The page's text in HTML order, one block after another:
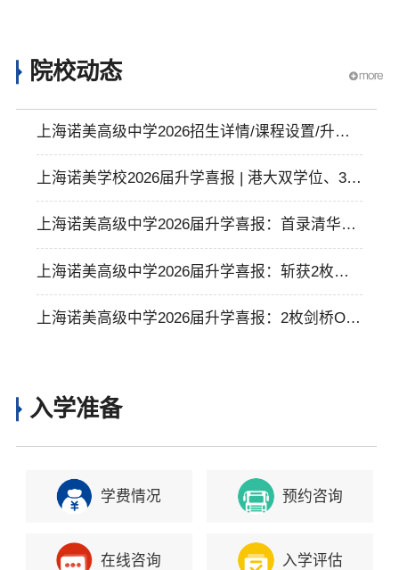
院校动态
上海诺美高级中学2026招生详情/课程设置/升学
数据详情内容介绍
上海诺美学校2026届升学喜报 | 港大双学位、34
枚UCD，帕森斯录取，诺美学术艺术双星闪耀！
上海诺美高级中学2026届升学喜报：首录清华集
齐英国G5，奖学金破1400万！
上海诺美高级中学2026届升学喜报：斩获2枚北
卡Offer，揽近1200万奖学金！
上海诺美高级中学2026届升学喜报：2枚剑桥Offe
入学准备
学费情况 预约咨询
在线咨询 入学评估